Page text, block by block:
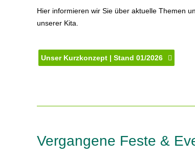
Hier informieren wir Sie über aktuelle Themen
unserer Kita.
Unser Kurzkonzept | Stand 01/2026
Vergangene Feste &